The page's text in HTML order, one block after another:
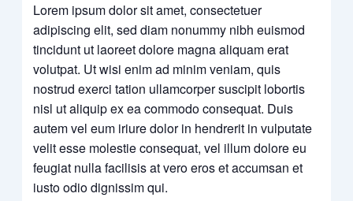
Lorem ipsum dolor sit amet, consectetuer
adipiscing elit, sed diam nonummy nibh euismod
tincidunt ut laoreet dolore magna aliquam erat
volutpat. Ut wisi enim ad minim veniam, quis
nostrud exerci tation ullamcorper suscipit lobortis
nisl ut aliquip ex ea commodo consequat. Duis
autem vel eum iriure dolor in hendrerit in vulputate
velit esse molestie consequat, vel illum dolore eu
feugiat nulla facilisis at vero eros et accumsan et
iusto odio dignissim qui.